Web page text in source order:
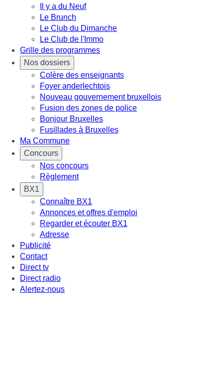
Il y a du Neuf
Le Brunch
Le Club du Dimanche
Le Club de l'Immo
Grille des programmes
Nos dossiers
Colère des enseignants
Foyer anderlechtois
Nouveau gouvernement bruxellois
Fusion des zones de police
Bonjour Bruxelles
Fusillades à Bruxelles
Ma Commune
Concours
Nos concours
Règlement
BX1
Connaître BX1
Annonces et offres d'emploi
Regarder et écouter BX1
Adresse
Publicité
Contact
Direct tv
Direct radio
Alertez-nous